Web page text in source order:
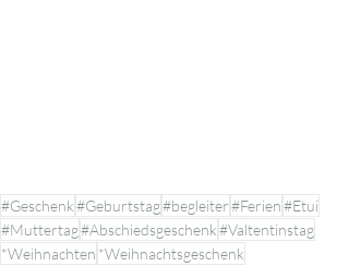
#Geschenk#Geburtstag#begleiter#Ferien#Etui
#Muttertag#Abschiedsgeschenk#Valtentinstag
*Weihnachten *Weihnachtsgeschenk